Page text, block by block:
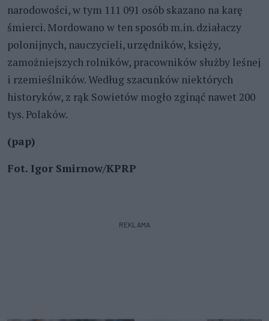
narodowości, w tym 111 091 osób skazano na karę
śmierci. Mordowano w ten sposób m.in. działaczy
polonijnych, nauczycieli, urzędników, księży,
zamożniejszych rolników, pracowników służby leśnej
i rzemieślników. Według szacunków niektórych
historyków, z rąk Sowietów mogło zginąć nawet 200
tys. Polaków.
(pap)
Fot. Igor Smirnow/KPRP
REKLAMA